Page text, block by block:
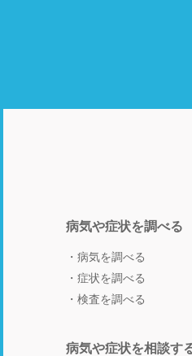
病気や症状を調べる
病気を調べる
症状を調べる
検査を調べる
病気や症状を相談す